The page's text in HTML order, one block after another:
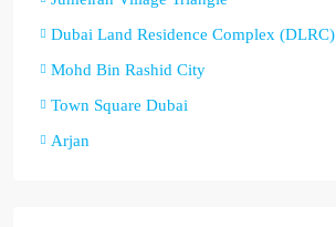
Dubai Land Residence Complex (DLRC)
Mohd Bin Rashid City
Town Square Dubai
Arjan